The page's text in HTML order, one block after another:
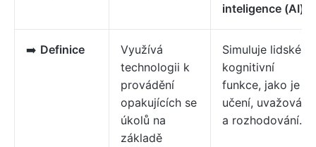
inteligence (AI)
➡️ Definice
Využívá
technologii k
provádění
opakujících se
úkolů na
základě
Simuluje lidské
kognitivní
funkce, jako je
učení, uvažování
a rozhodování.